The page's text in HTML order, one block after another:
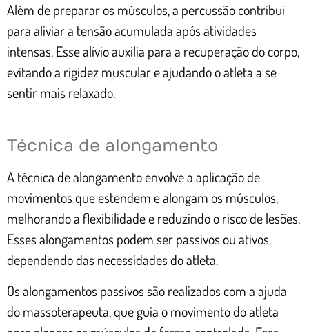
Além de preparar os músculos, a percussão contribui
para aliviar a tensão acumulada após atividades
intensas. Esse alívio auxilia para a recuperação do corpo,
evitando a rigidez muscular e ajudando o atleta a se
sentir mais relaxado.
Técnica de alongamento
A técnica de alongamento envolve a aplicação de
movimentos que estendem e alongam os músculos,
melhorando a flexibilidade e reduzindo o risco de lesões.
Esses alongamentos podem ser passivos ou ativos,
dependendo das necessidades do atleta.
Os alongamentos passivos são realizados com a ajuda
do massoterapeuta, que guia o movimento do atleta